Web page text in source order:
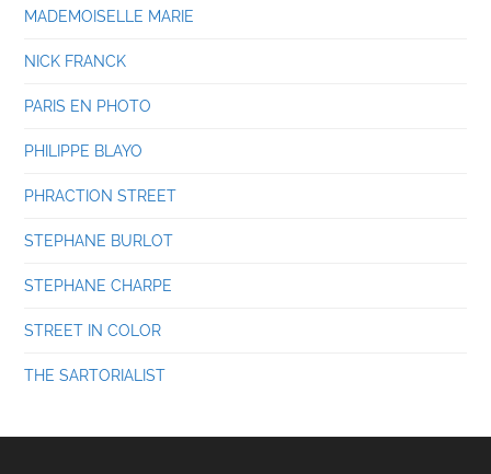
MADEMOISELLE MARIE
NICK FRANCK
PARIS EN PHOTO
PHILIPPE BLAYO
PHRACTION STREET
STEPHANE BURLOT
STEPHANE CHARPE
STREET IN COLOR
THE SARTORIALIST